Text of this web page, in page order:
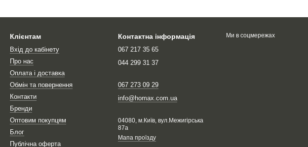
Клієнтам
Вхід до кабінету
Про нас
Оплата і доставка
Обмін та повернення
Контакти
Бренди
Оптовим покупцям
Блог
Публічна оферта
Контактна інформація
067 217 35 65
044 299 31 37
067 273 09 29
info@homax.com.ua
04080, м.Київ, вул.Межигірська
87а
Мапа проїзду
Ми в соцмережах